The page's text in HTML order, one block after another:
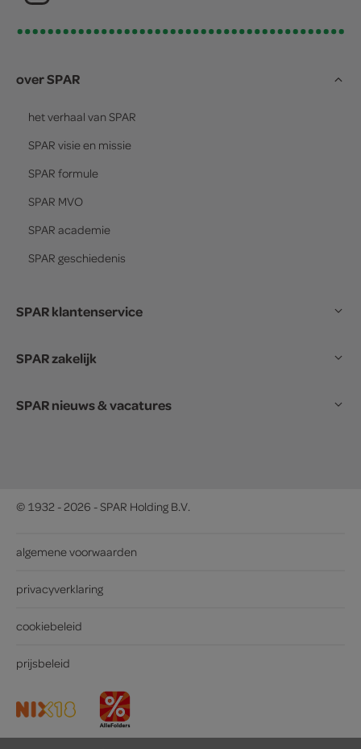
over SPAR
het verhaal van SPAR
SPAR visie en missie
SPAR formule
SPAR MVO
SPAR academie
SPAR geschiedenis
SPAR klantenservice
SPAR zakelijk
SPAR nieuws & vacatures
© 1932 - 2026 - SPAR Holding B.V.
algemene voorwaarden
privacyverklaring
cookiebeleid
prijsbeleid